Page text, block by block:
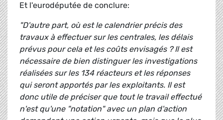
Et l'eurodéputée de conclure:
"D'autre part, où est le calendrier précis des
travaux à effectuer sur les centrales, les délais
prévus pour cela et les coûts envisagés ? Il est
nécessaire de bien distinguer les investigations
réalisées sur les 134 réacteurs et les réponses
qui seront apportés par les exploitants. Il est
donc utile de préciser que tout le travail effectué
n'est qu'une "notation" avec un plan d'action